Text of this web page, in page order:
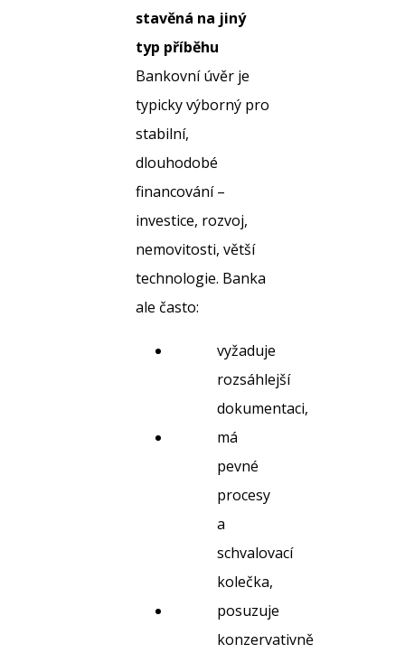
stavěná na jiný
typ příběhu
Bankovní úvěr je
typicky výborný pro
stabilní,
dlouhodobé
financování –
investice, rozvoj,
nemovitosti, větší
technologie. Banka
ale často:
vyžaduje
rozsáhlejší
dokumentaci,
má
pevné
procesy
a
schvalovací
kolečka,
posuzuje
konzervativně